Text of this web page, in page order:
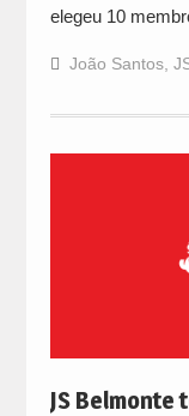
elegeu 10
João Santos,
JS Belmonte